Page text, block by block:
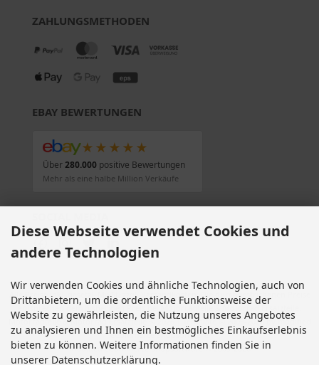
ZAHLUNGSMETHODEN
EBAY BEWERTUNGEN
★★★★★
Über280.000positive Bewertungen
Mehr als eine halbe Million Verkäufe
Alle Preise inkl. gesetzl. MwSt. zzgl. Versandkosten . Die durchgestrichenen Preise
entsprechen dem bisherigen Preis bei Motorradteile & Motorrad Ersatzteile.
Motorradteile & Motorrad Ersatzteile © 2026 | Template © 2009-2026 by modified
eCommerce Shopsoftware
modified eCommerce Shopsoftware © 2009-2026
Diese Webseite verwendet Cookies und
andere Technologien
Wir verwenden Cookies und ähnliche Technologien, auch von
Drittanbietern, um die ordentliche Funktionsweise der
Website zu gewährleisten, die Nutzung unseres Angebotes
zu analysieren und Ihnen ein bestmögliches Einkaufserlebnis
bieten zu können. Weitere Informationen finden Sie in
unserer Datenschutzerklärung.